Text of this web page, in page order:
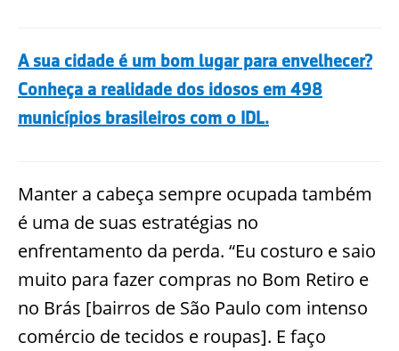
A sua cidade é um bom lugar para envelhecer?
Conheça a realidade dos idosos em 498
municípios brasileiros com o IDL.
Manter a cabeça sempre ocupada também
é uma de suas estratégias no
enfrentamento da perda. “Eu costuro e saio
muito para fazer compras no Bom Retiro e
no Brás [bairros de São Paulo com intenso
comércio de tecidos e roupas]. E faço